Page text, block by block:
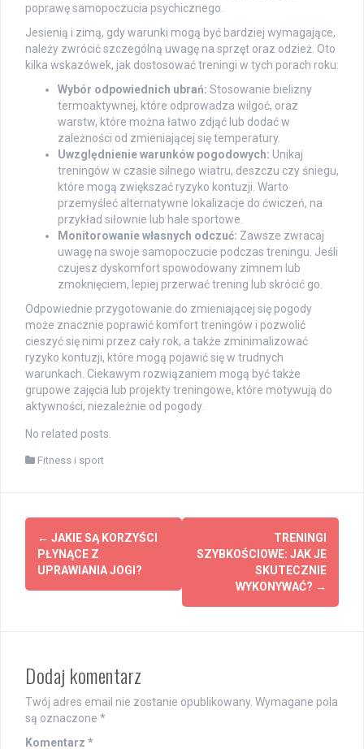
poprawę samopoczucia psychicznego.
Jesienią i zimą, gdy warunki mogą być bardziej wymagające,
należy zwrócić szczególną uwagę na sprzęt oraz odzież. Oto
kilka wskazówek, jak dostosować treningi w tych porach roku:
Wybór odpowiednich ubrań: Stosowanie bielizny
termoaktywnej, które odprowadza wilgoć, oraz
warstw, które można łatwo zdjąć lub dodać w
zależności od zmieniającej się temperatury.
Uwzględnienie warunków pogodowych: Unikaj
treningów w czasie silnego wiatru, deszczu czy śniegu,
które mogą zwiększać ryzyko kontuzji. Warto
przemyśleć alternatywne lokalizacje do ćwiczeń, na
przykład siłownie lub hale sportowe.
Monitorowanie własnych odczuć: Zawsze zwracaj
uwagę na swoje samopoczucie podczas treningu. Jeśli
czujesz dyskomfort spowodowany zimnem lub
zmoknięciem, lepiej przerwać trening lub skrócić go.
Odpowiednie przygotowanie do zmieniającej się pogody
może znacznie poprawić komfort treningów i pozwolić
cieszyć się nimi przez cały rok, a także zminimalizować
ryzyko kontuzji, które mogą pojawić się w trudnych
warunkach. Ciekawym rozwiązaniem mogą być także
grupowe zajęcia lub projekty treningowe, które motywują do
aktywności, niezależnie od pogody.
No related posts.
Fitness i sport
Post
navigation
← JAKIE SĄ KORZYŚCI
PŁYNĄCE Z
UPRAWIANIA JOGI?
TRENINGI
SZYBKOŚCIOWE: JAK JE
SKUTECZNIE
WYKONYWAĆ? →
Dodaj komentarz
Twój adres email nie zostanie opublikowany. Wymagane pola
są oznaczone *
Komentarz *